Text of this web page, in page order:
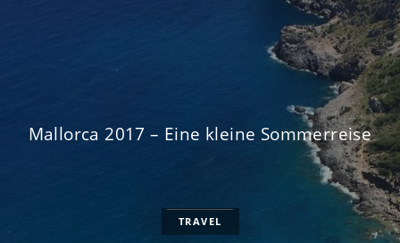
Mallorca 2017 – Eine kleine Sommerreise
TRAVEL